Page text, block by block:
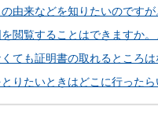
由来などを知りたいのですが
閲覧することはできますか
ても証明書の取れるところ
りたいときはどこに行った